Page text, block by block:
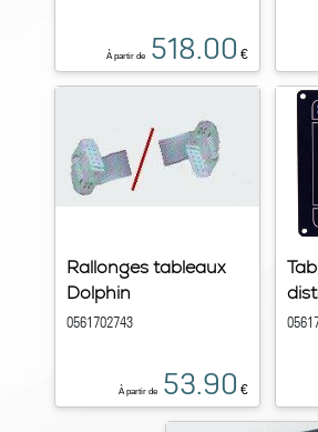
À partir de 518.00 €
Rallonges tableaux
Dolphin
0561702743
À partir de 53.90 €